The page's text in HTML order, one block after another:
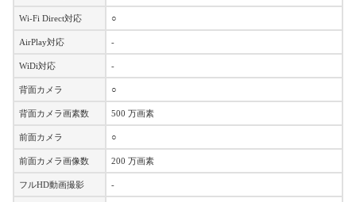
Wi-Fi Direct対応 ○
AirPlay対応 -
WiDi対応 -
背面カメラ ○
背面カメラ画素数 500 万画素
前面カメラ ○
前面カメラ画像数 200 万画素
フルHD動画撮影 -